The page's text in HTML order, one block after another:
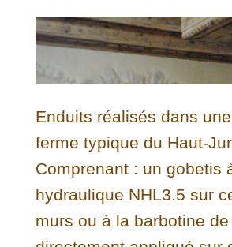
Enduits réalisés dans
ferme typique du Haut-
Comprenant : un gobetis
hydraulique NHL3.5 sur
murs ou à la barbotine de